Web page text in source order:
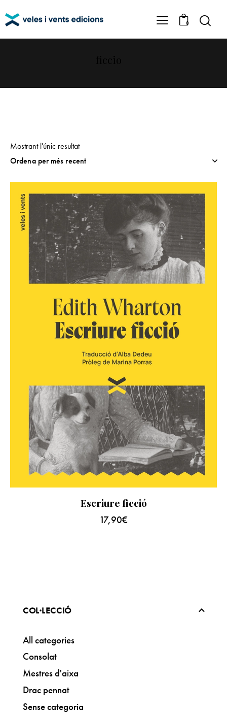
0
Mostrant l'únic resultat
Escriure ficció
17,90€
COL·LECCIÓ
All categories
Consolat
Mestres d'aixa
Drac pennat
Sense categoria